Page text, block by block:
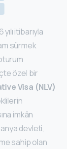
itibarıyla
sürmek
özel bir
Visa (NLV)
imkân
devleti,
sahip olan